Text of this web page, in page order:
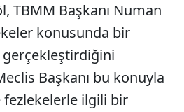
TBMM Başkanı Numan
konusunda bir
Başkanı bu konuyla
ilgili bir